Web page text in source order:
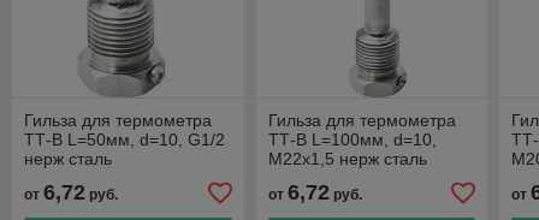
Гильза для термометра
ТТ-В L=50мм, d=10, G1/2
нерж сталь
от 6,72 руб.
Гильза для термометра
ТТ-В L=100мм, d=10,
M22x1,5 нерж сталь
от 6,72руб. от